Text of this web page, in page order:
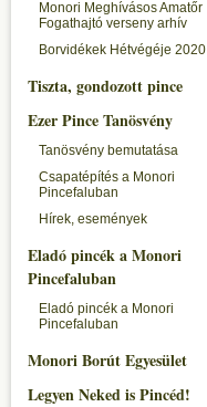
Monori Meghívásos Amatőr
Fogathajtó verseny arhív
Borvidékek Hétvégéje 2020
Tiszta, gondozott pince
Ezer Pince Tanösvény
Tanösvény bemutatása
Csapatépítés a Monori
Pincefaluban
Hírek, események
Eladó pincék a Monori
Pincefaluban
Eladó pincék a Monori
Pincefaluban
Monori Borút Egyesület
Legyen Neked is Pincéd!